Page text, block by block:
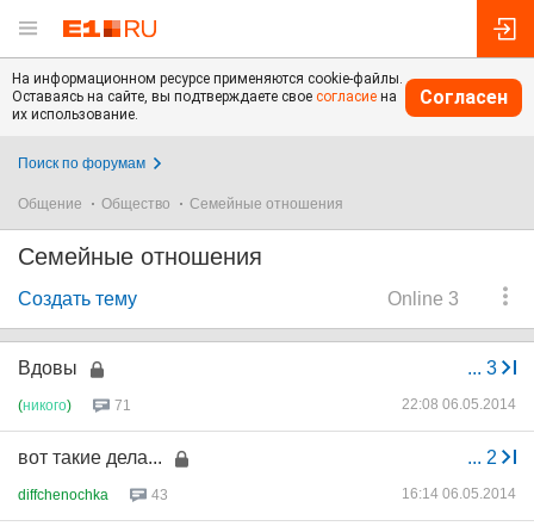
На информационном ресурсе применяются cookie-файлы.
Оставаясь на сайте, вы подтверждаете свое согласие на
их использование.
Согласен
Поиск по форумам
Общение Общество Семейные отношения
Семейные отношения
Online 3
Создать тему
... 3
Вдовы
(никого) 71 22:08 06.05.2014
... 2
вот такие дела...
diffchenochka 43 16:14 06.05.2014